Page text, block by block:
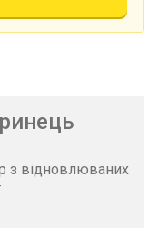
з відновлюваних